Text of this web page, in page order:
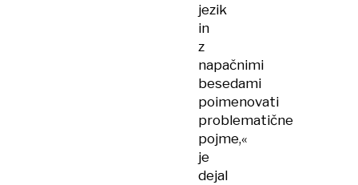
jezik
in
z
napačnimi
besedami
poimenovati
problematične
pojme,«
je
dejal